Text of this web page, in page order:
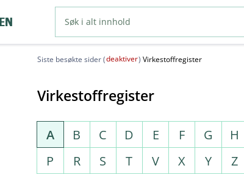
Siste besøkte sider (deaktiver) Virkestoffregister
Virkestoffregister
A B C D E F G H
P
R S T V X Y Z